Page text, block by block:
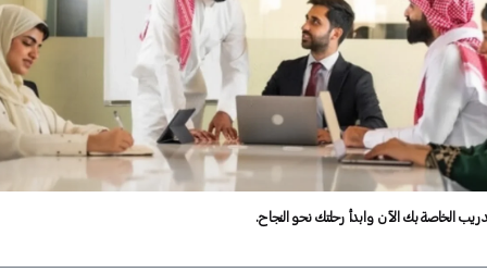
بالمعرفة بطرق التدريس العامة
التخطيط للتدريس وتنفيذه
بيئات تعلم تفاعلية وداعمة للمتعلم
الخاصة بك الآن وابدأ رحلتك نحو النجاح.